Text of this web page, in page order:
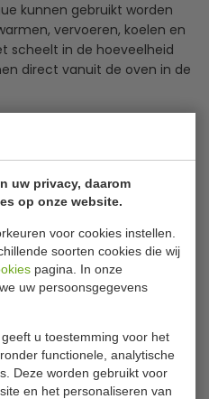
uw privacy, daarom
op onze website.
voor cookies instellen.
soorten cookies die wij
pagina. In onze
uw persoonsgegevens
u toestemming voor het
functionele, analytische
Deze worden gebruikt voor
en het personaliseren van
kunnen gebruikt worden
vervoeren, koelen en
scheelt in de hoeveelheid
direct vanuit de oven in de
gauge
K 807
2/1
43 liter
RVS